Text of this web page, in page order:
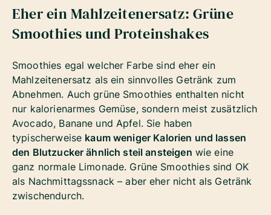
Eher ein Mahlzeitenersatz: Grüne
Smoothies und Proteinshakes
Smoothies egal welcher Farbe sind eher ein
Mahlzeitenersatz als ein sinnvolles Getränk zum
Abnehmen. Auch grüne Smoothies enthalten nicht
nur kalorienarmes Gemüse, sondern meist zusätzlich
Avocado, Banane und Apfel. Sie haben
typischerweise kaum weniger Kalorien und lassen
den Blutzucker ähnlich steil ansteigen wie eine
ganz normale Limonade. Grüne Smoothies sind OK
als Nachmittagssnack – aber eher nicht als Getränk
zwischendurch.